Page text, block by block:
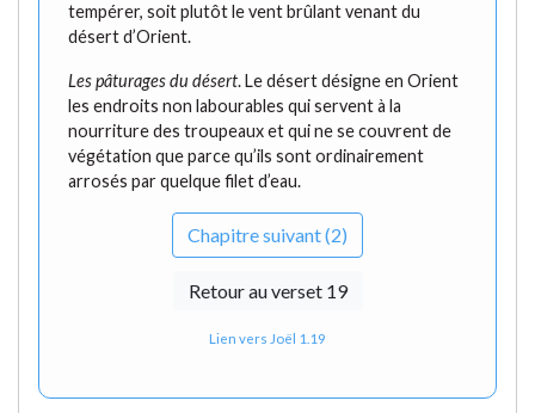
tempérer, soit plutôt le vent brûlant venant du
désert d’Orient.
Les pâturages du désert. Le désert désigne en Orient
les endroits non labourables qui servent à la
nourriture des troupeaux et qui ne se couvrent de
végétation que parce qu’ils sont ordinairement
arrosés par quelque filet d’eau.
Chapitre suivant (2)
Retour au verset 19
Lien vers Joël 1.19